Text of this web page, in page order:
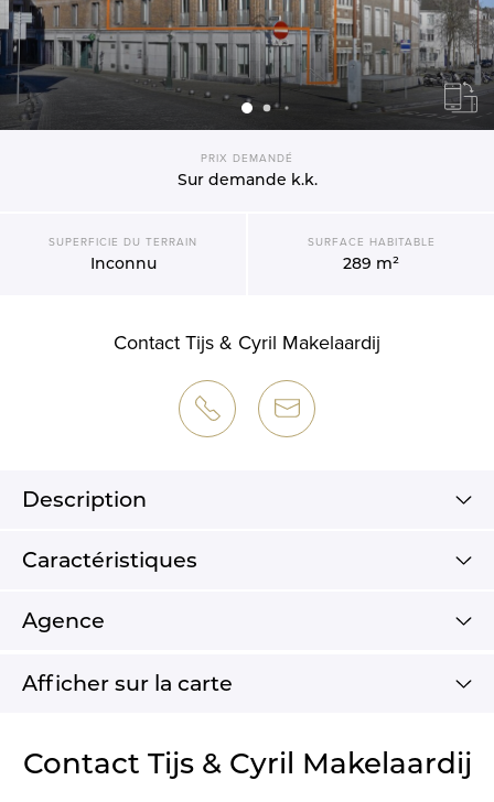
PRIX DEMANDÉ
Sur demande k.k.
SUPERFICIE DU TERRAIN
Inconnu
SURFACE HABITABLE
289 m²
Contact Tijs & Cyril Makelaardij
Description
Caractéristiques
Agence
Afficher sur la carte
Contact Tijs & Cyril Makelaardij